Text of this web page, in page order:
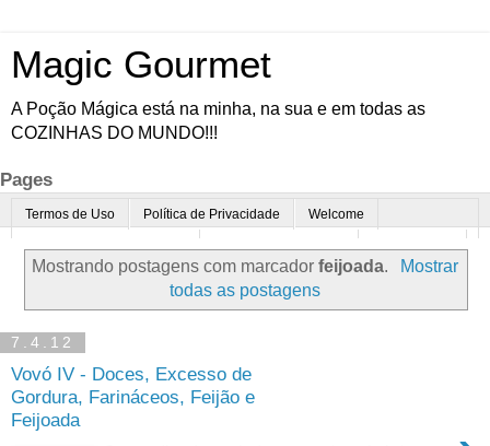
Magic Gourmet
A Poção Mágica está na minha, na sua e em todas as
COZINHAS DO MUNDO!!!
Pages
Termos de Uso Política de Privacidade Welcome
Enoturismo Minha Cozinha Dicas da vovó Mais
Parcerias Contato
Mostrando postagens com marcadorfeijoada.
Mostrar
todas as postagens
7.4.12
Vovó IV - Doces, Excesso de
Gordura, Farináceos, Feijão e
Feijoada